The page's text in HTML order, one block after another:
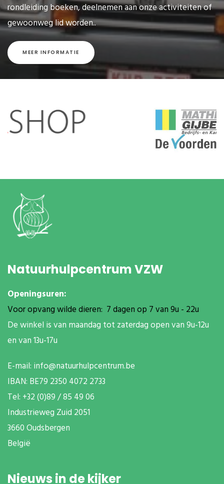
rondleiding boeken, deelnemen aan onze activiteiten of
gewoonweg lid worden..
MEER INFORMATIE
Natuurhulpcentrum VZW
Openingsuren:
Voor opvang wilde dieren: 7 dagen op 7 van 9u - 22u
De winkel is van maandag tot zaterdag open van 9u-12u
en van 13u-17u
E-mail: info@natuurhulpcentrum.be
IBAN: BE79 2350 4072 2733
Tel: +32 (0)89 / 85 49 06
Industrieweg Zuid 2051
3660 Oudsbergen
België
Nieuws in de kijker